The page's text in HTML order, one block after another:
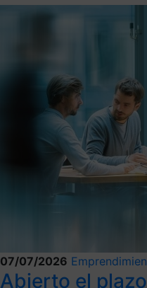
07/07/2026
Abierto el